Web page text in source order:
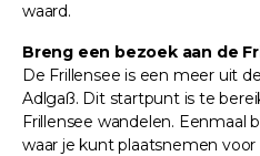
waard.
Breng een bezoek aan de
De Frillensee is een meer uit
Adlgaß. Dit startpunt is te
Frillensee wandelen.
waar je kunt plaatsnemen